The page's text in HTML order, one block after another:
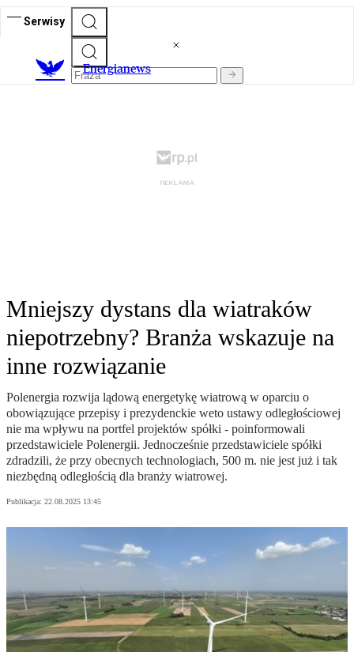
Serwisy
Energianews
Mniejszy dystans dla wiatraków
niepotrzebny? Branża wskazuje na
inne rozwiązanie
Polenergia rozwija lądową energetykę wiatrową w oparciu o
obowiązujące przepisy i prezydenckie weto ustawy odległościowej
nie ma wpływu na portfel projektów spółki - poinformowali
przedstawiciele Polenergii. Jednocześnie przedstawiciele spółki
zdradzili, że przy obecnych technologiach, 500 m. nie jest już i tak
niezbędną odległością dla branży wiatrowej.
Publikacja: 22.08.2025 13:45